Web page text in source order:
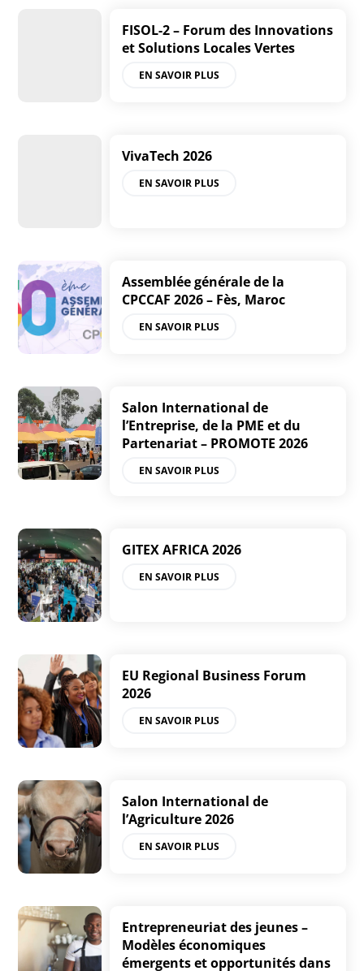
FISOL-2 – Forum des Innovations
et Solutions Locales Vertes
EN SAVOIR PLUS
VivaTech 2026
EN SAVOIR PLUS
Assemblée générale de la
CPCCAF 2026 – Fès, Maroc
EN SAVOIR PLUS
Salon International de
l’Entreprise, de la PME et du
Partenariat – PROMOTE 2026
EN SAVOIR PLUS
GITEX AFRICA 2026
EN SAVOIR PLUS
EU Regional Business Forum
2026
EN SAVOIR PLUS
Salon International de
l’Agriculture 2026
EN SAVOIR PLUS
Entrepreneuriat des jeunes –
Modèles économiques
émergents et opportunités dans